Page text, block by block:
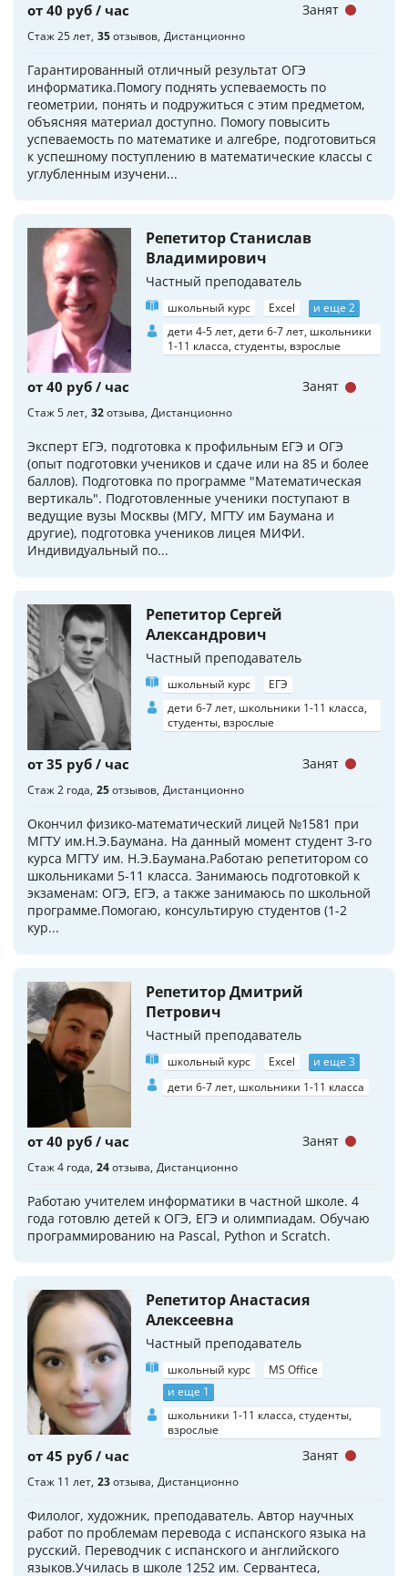
от 40 руб / час
Стаж 25 лет 35отзывов Дистанционно
Гарантированный отличный результат ОГЭ
информатика.Помогу поднять успеваемость по
геометрии, понять и подружиться с этим предметом,
объясняя материал доступно. Помогу повысить
успеваемость по математике и алгебре, подготовиться
к успешному поступлению в математические классы с
углубленным изучени...
Занят
Репетитор Станислав
Владимирович
Частный преподаватель
школьный курс Excel
и еще 2
дети 4-5 лет, дети 6-7 лет, школьники
1-11 класса, студенты, взрослые
от 40 руб / час
Стаж 5 лет 32отзыва Дистанционно
Эксперт ЕГЭ, подготовка к профильным ЕГЭ и ОГЭ
(опыт подготовки учеников и сдаче или на 85 и более
баллов). Подготовка по программе "Математическая
вертикаль". Подготовленные ученики поступают в
ведущие вузы Москвы (МГУ, МГТУ им Баумана и
другие), подготовка учеников лицея МИФИ.
Индивидуальный по...
Занят
Репетитор Сергей
Александрович
Частный преподаватель
школьный курс
ЕГЭ
дети 6-7 лет, школьники 1-11 класса,
студенты, взрослые
от 35 руб / час
Стаж 2 года 25отзывов Дистанционно
Окончил физико-математический лицей №1581 при
МГТУ им.Н.Э.Баумана. На данный момент студент 3-го
курса МГТУ им. Н.Э.Баумана.Работаю репетитором со
школьниками 5-11 класса. Занимаюсь подготовкой к
экзаменам: ОГЭ, ЕГЭ, а также занимаюсь по школьной
программе.Помогаю, консультирую студентов (1-2
кур...
Занят
Репетитор Дмитрий
Петрович
Частный преподаватель
школьный курс Excel
и еще 3
дети 6-7 лет, школьники 1-11 класса
от 40 руб / час
Стаж 4 года 24отзыва Дистанционно
Работаю учителем информатики в частной школе. 4
года готовлю детей к ОГЭ, ЕГЭ и олимпиадам. Обучаю
программированию на Pascal, Python и Scratch.
Занят
Репетитор Анастасия
Алексеевна
Частный преподаватель
школьный курс
MS Office
и еще 1
школьники 1-11 класса, студенты,
взрослые
от 45 руб / час
Стаж 11 лет 23отзыва Дистанционно
Филолог, художник, преподаватель. Автор научных
работ по проблемам перевода с испанского языка на
русский. Переводчик с испанского и английского
языков.Училась в школе 1252 им. Сервантеса,
Занят